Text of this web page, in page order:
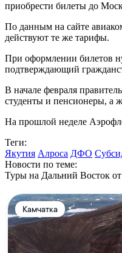
приобрести билеты до
По данным на сайте
действуют те же тарифы.
При оформлении билетов
подтверждающий
В начале февраля
студенты и пенсионеры, а
На прошлой неделе
Теги:
Якутия Алроса ДФО
Новости по теме:
Туры на Дальний Восток